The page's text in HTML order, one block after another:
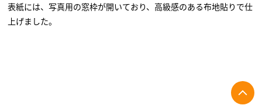
表紙には、写真用の窓枠が開いており、高級感のある布地貼りで仕
上げました。